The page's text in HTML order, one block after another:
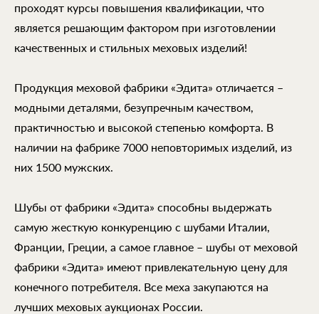
проходят курсы повышения квалификации, что
является решающим фактором при изготовлении
качественных и стильных меховых изделий!
Продукция меховой фабрики «Эдита» отличается –
модными деталями, безупречным качеством,
практичностью и высокой степенью комфорта. В
наличии на фабрике 7000 неповторимых изделий, из
них 1500 мужских.
Шубы от фабрики «Эдита» способны выдержать
самую жесткую конкуренцию с шубами Италии,
Франции, Греции, а самое главное – шубы от меховой
фабрики «Эдита» имеют привлекательную цену для
конечного потребителя. Все меха закупаются на
лучших меховых аукционах России.